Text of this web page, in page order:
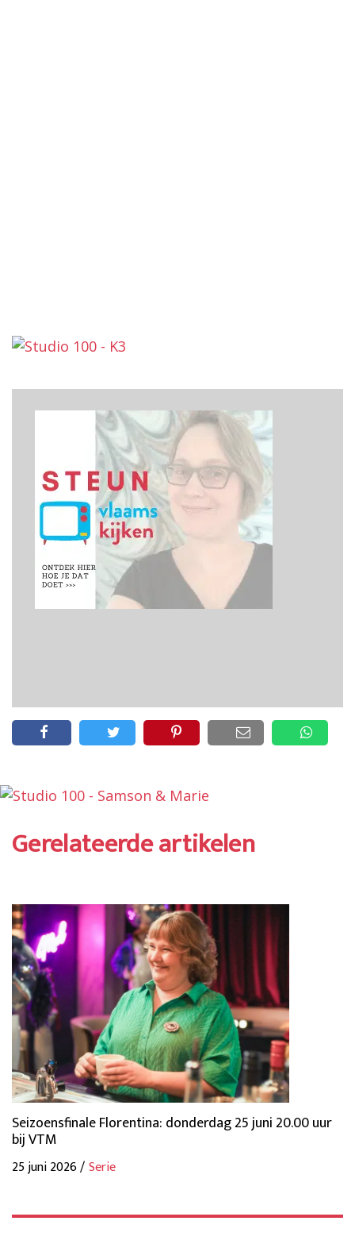
Gerelateerde artikelen
Seizoensfinale Florentina: donderdag 25 juni 20.00 uur
bij VTM
25 juni 2026 /Serie